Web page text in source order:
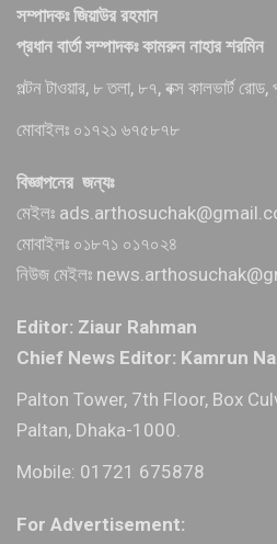
সম্পাদকঃ জিয়াউর রহমান
প্রধান বার্তা সম্পাদকঃ কামরুন নাহার শরমিন
পল্টন টাওয়ার, ৮ তলা, ৮৭, বক্স কালভার্ট রোড,
মোবাইলঃ ০১৭২১ ৬৭৫৮৭৮
বিজ্ঞাপনের জন্যঃ
মেইলঃ
মোবাইলঃ ০১৮৭১ ০১৭০২৪
নিউজ মেইলঃ
Editor: Ziaur Rahman
Chief News Editor: Kamrun
Palton Tower, 7th Floor, Box
Paltan, Dhaka-1000.
Mobile: 01721 675878
For Advertisement: